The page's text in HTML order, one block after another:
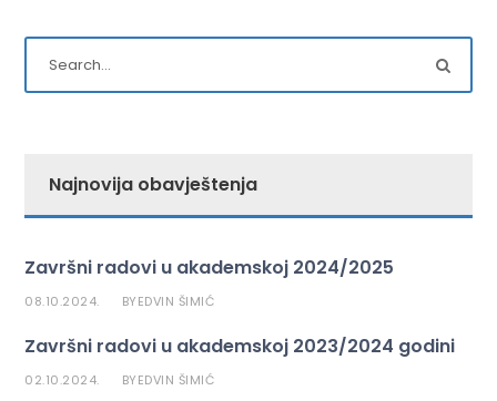
Najnovija obavještenja
Završni radovi u akademskoj 2024/2025
08.10.2024. BYEDVIN ŠIMIĆ
Završni radovi u akademskoj 2023/2024 godini
02.10.2024. BYEDVIN ŠIMIĆ